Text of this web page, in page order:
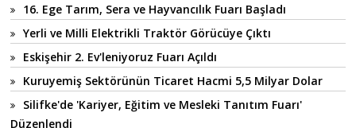
16. Ege Tarım, Sera ve Hayvancılık Fuarı Başladı
Yerli ve Milli Elektrikli Traktör Görücüye Çıktı
Eskişehir 2. Ev'leniyoruz Fuarı Açıldı
Kuruyemiş Sektörünün Ticaret Hacmi 5,5 Milyar Dolar
Silifke'de 'Kariyer, Eğitim ve Mesleki Tanıtım Fuarı'
Düzenlendi